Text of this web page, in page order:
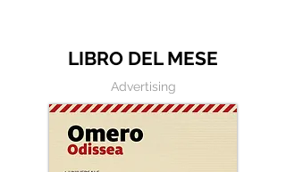
LIBRO DEL MESE
Advertising